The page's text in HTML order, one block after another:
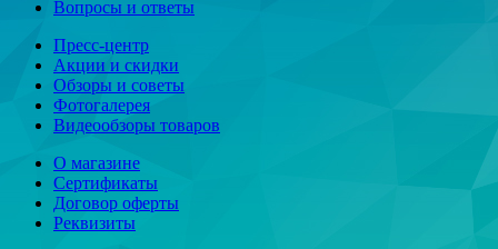
Вопросы и ответы
Пресс-центр
Акции и скидки
Обзоры и советы
Фотогалерея
Видеообзоры товаров
О магазине
Сертификаты
Договор оферты
Реквизиты